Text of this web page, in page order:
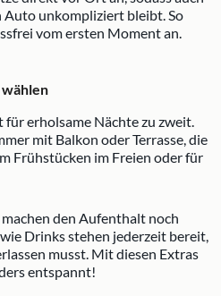
Auto unkompliziert bleibt. So
vom ersten Moment an.
erholsame Nächte zu zweit.
mit Balkon oder Terrasse, die
Frühstücken im Freien oder für
den Aufenthalt noch
Drinks stehen jederzeit bereit,
musst. Mit diesen Extras
entspannt!